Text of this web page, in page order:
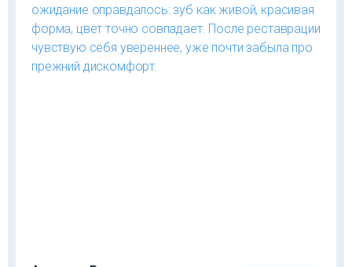
ожидание оправдалось: зуб как живой, красивая
форма, цвет точно совпадает. После реставрации
чувствую себя увереннее, уже почти забыла про
прежний дискомфорт.